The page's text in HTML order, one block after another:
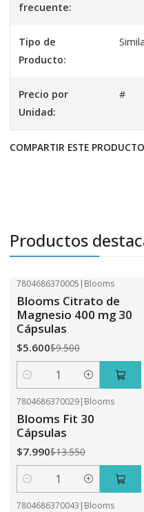
frecuente:
Tipo de
Producto:
Precio por
Unidad:
#
COMPARTIR ESTE PRODUCTO
Productos
7804686370005 | Blooms
Blooms Citrato de
Magnesio 400 mg 30
Cápsulas
$5.600$9.500
Cantidad
7804686370029| Blooms
Blooms Fit 30
Cápsulas
$7.990$13.550
Cantidad
7804686370043 | Blooms